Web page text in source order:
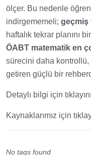
ölçer. Bu nedenle
indirgememeli; geçmiş
haftalık tekrar planını
ÖABT matematik en
sürecini daha
getiren güçlü bir
Detaylı bilgi için
Kaynaklarımız için
No tags found